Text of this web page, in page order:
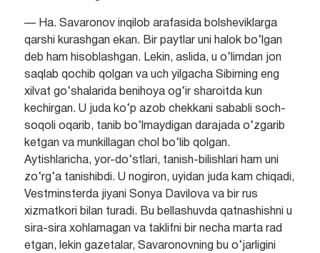
— Ha. Savaronov inqilob arafasida bolsheviklarga
qarshi kurashgan ekan. Bir paytlar uni halok bo‘lgan
deb ham hisoblashgan. Lekin, aslida, u o‘limdan jon
saqlab qochib qolgan va uch yilgacha Sibirning eng
xilvat go‘shalarida benihoya og‘ir sharoitda kun
kechirgan. U juda ko‘p azob chekkani sababli soch-
soqoli oqarib, tanib bo‘lmaydigan darajada o‘zgarib
ketgan va munkillagan chol bo‘lib qolgan.
Aytishlaricha, yor-do‘stlari, tanish-bilishlari ham uni
zo‘rg‘a tanishibdi. U nogiron, uyidan juda kam chiqadi,
Vestminsterda jiyani Sonya Davilova va bir rus
xizmatkori bilan turadi. Bu bellashuvda qatnashishni u
sira-sira xohlamagan va taklifni bir necha marta rad
etgan, lekin gazetalar, Savaronovning bu o‘jarligini